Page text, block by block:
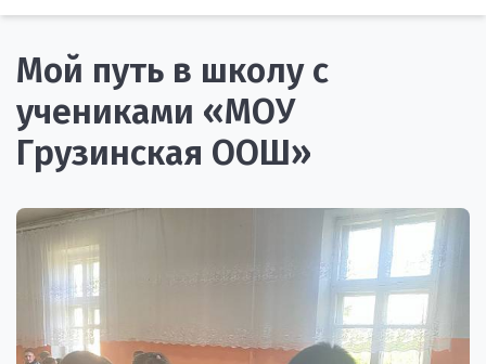
Мой путь в школу с
учениками «МОУ
Грузинская ООШ»